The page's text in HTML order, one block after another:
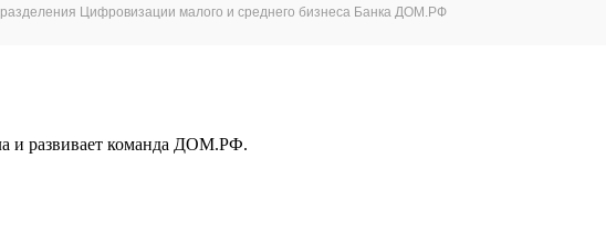
Цифровизации малого и среднего бизнеса Банка ДОМ.РФ
и развивает команда ДОМ.РФ.